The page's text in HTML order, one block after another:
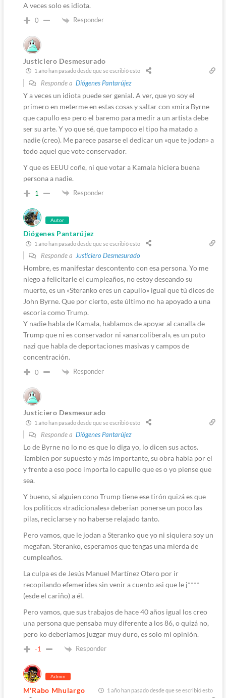
A veces solo es idiota.
0 Responder
Justiciero Desmesurado
1 año han pasado desde que se escribió esto
Responde a Diógenes Pantarújez
Y a veces un idiota puede ser genial. A ver, que yo soy el
primero en meterme en estas cosas y saltar con «mira Byrne
que capullo es» pero el baremo para medir a un artista debe
ser su arte. Y yo que sé, que tampoco el tipo ha matado a
nadie (creo). Me parece pasarse el dedicar un «que te jodan» a
todo aquel que vote conservador.
Y que es EEUU coñe, ni que votar a Kamala hiciera buena
persona a nadie.
1 Responder
Autor
Diógenes Pantarújez
1 año han pasado desde que se escribió esto
Responde a Justiciero Desmesurado
Hombre, es manifestar descontento con esa persona. Yo me
niego a felicitarle el cumpleaños, no estoy deseando su
muerte, es un «Steranko eres un capullo» igual que tú dices de
John Byrne. Que por cierto, este último no ha apoyado a una
escoria como Trump.
Y nadie habla de Kamala, hablamos de apoyar al canalla de
Trump que ni es conservador ni «anarcoliberal», es un puto
nazi que habla de deportaciones masivas y campos de
concentración.
0 Responder
Justiciero Desmesurado
1 año han pasado desde que se escribió esto
Responde a Diógenes Pantarújez
Lo de Byrne no lo no es que lo diga yo, lo dicen sus actos.
Tambien por supuesto y más importante, su obra habla por el
y frente a eso poco importa lo capullo que es o yo piense que
sea.
Y bueno, si alguien cono Trump tiene ese tirón quizá es que
los politicos «tradicionales» deberian ponerse un poco las
pilas, reciclarse y no haberse relajado tanto.
Pero vamos, que le jodan a Steranko que yo ni siquiera soy un
megafan. Steranko, esperamos que tengas una mierda de
cumpleaños.
La culpa es de Jesús Manuel Martínez Otero por ir
recopilando efemerides sin venir a cuento asi que le j****
(esde el cariño) a él.
Pero vamos, que sus trabajos de hace 40 años igual los creo
una persona que pensaba muy diferente a los 86, o quizá no,
pero ko deberiamos juzgar muy duro, es solo mi opinión.
-1 Responder
Admin
M'Rabo Mhulargo 1 año han pasado desde que se escribió esto